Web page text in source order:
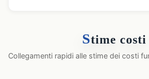
Stime costi
Collegamenti rapidi alle stime dei costi